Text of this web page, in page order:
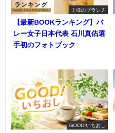
王様のブランチ
【最新BOOKランキング】バ
レー女子日本代表 石川真佑選
手初のフォトブック
GOOD!いちおし